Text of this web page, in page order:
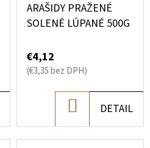
ARAŠIDY PRAŽENÉ
SOLENÉ LÚPANÉ 500G
€4,12
(€3,35 bez DPH)
KOŠÍKA
DETAIL